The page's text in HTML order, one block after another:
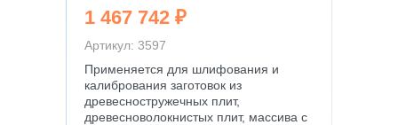
1 467 742 ₽
Артикул: 3597
Применяется для шлифования и
калибрования заготовок из
древесностружечных плит,
древесноволокнистых плит, массива с